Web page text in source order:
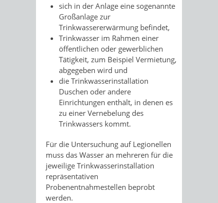
sich in der Anlage eine sogenannte
Großanlage zur
Trinkwassererwärmung befindet,
Trinkwasser im Rahmen einer
öffentlichen oder gewerblichen
Tätigkeit, zum Beispiel Vermietung,
abgegeben wird und
die Trinkwasserinstallation
Duschen oder andere
Einrichtungen enthält, in denen es
zu einer Vernebelung des
Trinkwassers kommt.
Für die Untersuchung auf Legionellen
muss das Wasser an mehreren für die
jeweilige Trinkwasserinstallation
repräsentativen
Probenentnahmestellen beprobt
werden.